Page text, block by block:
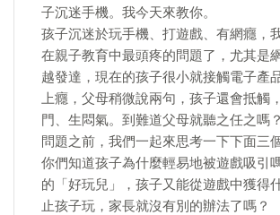
子沉迷手機。我今天來教你。
孩子沉迷於玩手機、打遊戲、有網癮，
在親子教育中最頭疼的問題了，尤其是
越發達，現在的孩子很小就接觸電子產
上癮，父母稍微說兩句，孩子還會抵觸
門、生悶氣。到難道父母就聽之任之嗎
問題之前，我們一起來思考一下下面三
你們知道孩子為什麼輕易地被遊戲吸引
的「好玩兒」，孩子又能從遊戲中獲得
止孩子玩，家長就沒有別的辦法了嗎？